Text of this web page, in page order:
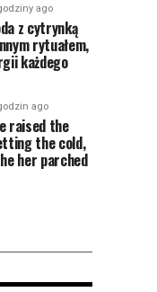
ago
z cytrynką
rytuałem,
każdego
ago
raised the
the cold,
her parched